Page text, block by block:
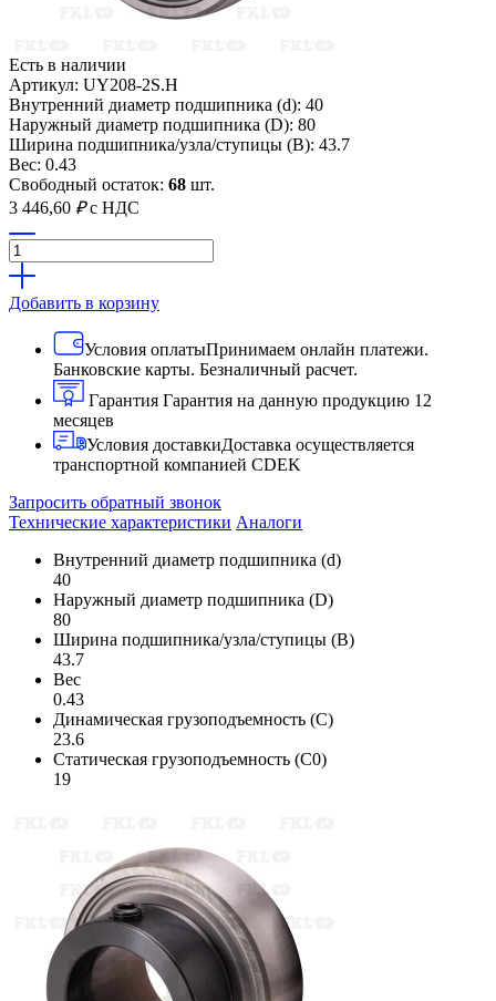
Есть в наличии
Артикул: UY208-2S.H
Внутренний диаметр подшипника (d): 40
Наружный диаметр подшипника (D): 80
Ширина подшипника/узла/ступицы (B): 43.7
Вес: 0.43
Свободный остаток: 68 шт.
3 446,60 ₽ с НДС
Добавить в корзину
Условия оплатыПринимаем онлайн платежи.
Банковские карты. Безналичный расчет.
Гарантия Гарантия на данную продукцию 12
месяцев
Условия доставкиДоставка осуществляется
транспортной компанией CDEK
Запросить обратный звонок
Технические характеристики Аналоги
Внутренний диаметр подшипника (d)
40
Наружный диаметр подшипника (D)
80
Ширина подшипника/узла/ступицы (B)
43.7
Вес
0.43
Динамическая грузоподъемность (C)
23.6
Статическая грузоподъемность (C0)
19